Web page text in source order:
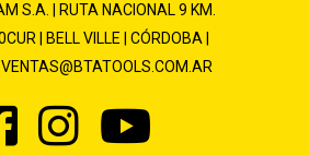
S.A. | RUTA NACIONAL 9 KM.
| BELL VILLE | CÓRDOBA |
VENTAS@BTATOOLS.COM.AR